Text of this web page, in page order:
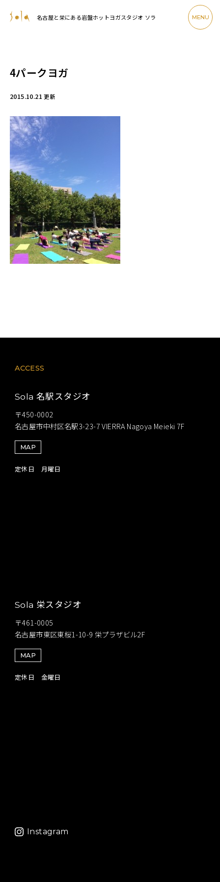
名古屋と栄にある岩盤ホットヨガスタジオ ソラ MENU
4パークヨガ
2015.10.21更新
ACCESS
Sola 名駅スタジオ
〒450-0002
名古屋市中村区名駅3-23-7 VIERRA Nagoya Meieki 7F
MAP
定休日 月曜日
Sola 栄スタジオ
〒461-0005
名古屋市東区東桜1-10-9 栄プラザビル2F
MAP
定休日 金曜日
Instagram